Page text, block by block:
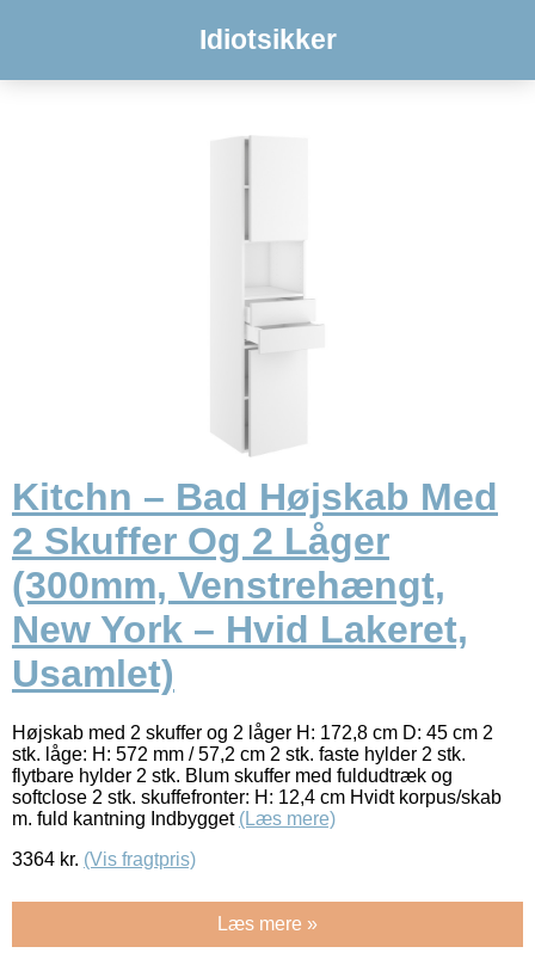
Idiotsikker
Kitchn – Bad Højskab Med
2 Skuffer Og 2 Låger
(300mm, Venstrehængt,
New York – Hvid Lakeret,
Usamlet)
Højskab med 2 skuffer og 2 låger H: 172,8 cm D: 45 cm 2
stk. låge: H: 572 mm / 57,2 cm 2 stk. faste hylder 2 stk.
flytbare hylder 2 stk. Blum skuffer med fuldudtræk og
softclose 2 stk. skuffefronter: H: 12,4 cm Hvidt korpus/skab
m. fuld kantning Indbygget (Læs mere)
3364 kr. (Vis fragtpris)
Læs mere »